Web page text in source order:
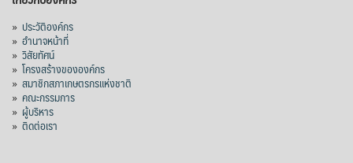
» ประวัติองค์กร
» อำนาจหน้าที่
» วิสัยทัศน์
» โครงสร้างขององค์กร
» สมาชิกสภาเกษตรกรแห่งชาติ
» คณะกรรมการ
» ผู้บริหาร
» ติดต่อเรา